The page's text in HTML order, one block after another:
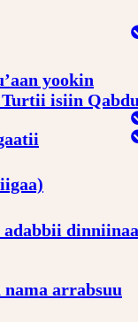
yookin
Turtii isiin
adabbii
nama arrabsuu